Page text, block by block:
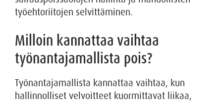
työehtoriitojen selvittäminen.
Milloin kannattaa vaihtaa
työnantajamallista pois?
Työnantajamallista kannattaa vaihtaa, kun
hallinnolliset velvoitteet kuormittavat liikaa,